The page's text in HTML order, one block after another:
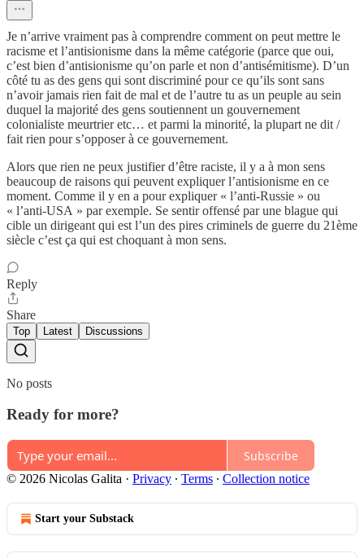
Je n’arrive vraiment pas à comprendre comment on peut mettre le
racisme et l’antisionisme dans la même catégorie (parce que oui,
c’est bien d’antisionisme qu’on parle et non d’antisémitisme). D’un
côté tu as des gens qui sont discriminé pour ce qu’ils sont sans
n’avoir jamais rien fait de mal et de l’autre tu as un peuple au sein
duquel la majorité des gens soutiennent un gouvernement
colonialiste meurtrier etc… et parmi la minorité, la plupart ne dit /
fait rien pour s’opposer à ce gouvernement.
Alors que rien ne peux justifier d’être raciste, il y a à mon sens
beaucoup de raisons qui peuvent expliquer l’antisionisme en ce
moment. Comme il y en a pour expliquer « l’anti-Russie » ou
« l’anti-USA » par exemple. Se sentir offensé par une blague qui
cible un dirigeant qui est l’un des pires criminels de guerre du 21ème
siècle c’est ça qui est choquant à mon sens.
Reply
Share
Top Latest Discussions
No posts
Ready for more?
Subscribe
© 2026 Nicolas Galita · Privacy ∙ Terms ∙ Collection notice
Start your Substack